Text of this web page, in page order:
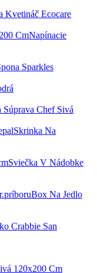
Kvetináč Ecocare
Napínacie
Sparkles
Súprava Chef Sivá
Skrinka Na
Sviečka V Nádobke
Box Na Jedlo
Crabbie San